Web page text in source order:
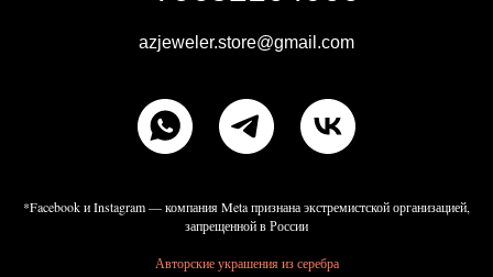
azjeweler.store@gmail.com
*Facebook и Instagram — компания Meta признана экстремистской организацией,
запрещенной в России
Авторские украшения из серебра